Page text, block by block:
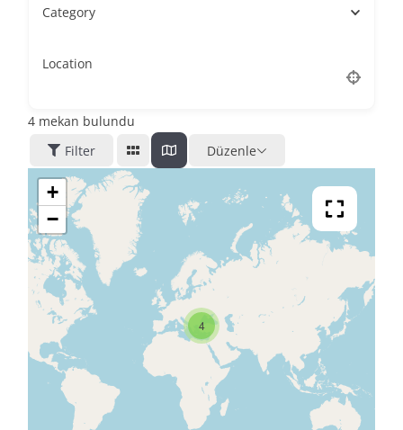
Category
Location
4 mekan bulundu
Filter
Düzenle
4
+
−